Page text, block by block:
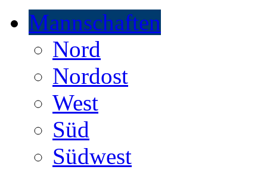
Mannschaften
Nord
Nordost
West
Süd
Südwest